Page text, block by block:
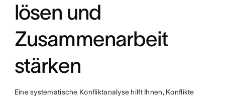
lösen und
Zusammenarbeit
stärken
Eine systematische Konfliktanalyse hilft Ihnen, Konflikte